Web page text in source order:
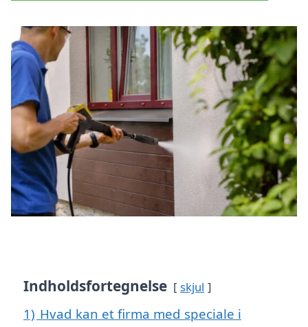
Indholdsfortegnelse skjul
1) Hvad kan et firma med speciale i